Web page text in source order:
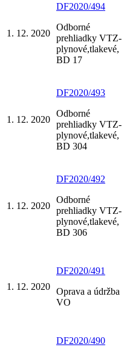
1. 12. 2020
DF2020/494
Odborné
prehliadky VTZ-
plynové,tlakevé,
BD 17
1. 12. 2020
DF2020/493
Odborné
prehliadky VTZ-
plynové,tlakevé,
BD 304
1. 12. 2020
DF2020/492
Odborné
prehliadky VTZ-
plynové,tlakevé,
BD 306
1. 12. 2020
DF2020/491
Oprava a údržba
VO
DF2020/490